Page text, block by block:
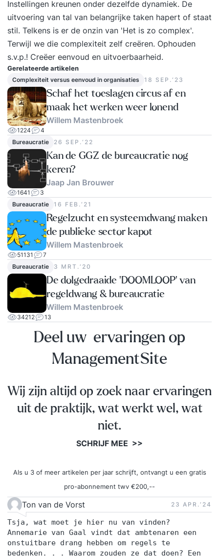
Instellingen kreunen onder dezelfde dynamiek. De
uitvoering van tal van belangrijke taken hapert of staat
stil. Telkens is er de onzin van 'Het is zo complex'.
Terwijl we die complexiteit zelf creëren. Ophouden
s.v.p.! Creëer eenvoud en uitvoerbaarheid.
Gerelateerde artikelen
Complexiteit versus eenvoud in organisaties 18 SEP.‘23
Schaf het toeslagen circus af en
maak het werken weer lonend
Willem Mastenbroek
1224
4
Bureaucratie
26 SEP.‘22
Kan de GGZ de bureaucratie nog
keren?
Jaap Jan Brouwer
1641
3
Bureaucratie
16 FEB.‘21
Regelzucht en systeemdwang maken
de publieke sector kapot
Willem Mastenbroek
51131
7
Bureaucratie
3 MRT.‘20
De dolgedraaide ‘DOOMLOOP’ van
regeldwang & bureaucratie
Willem Mastenbroek
34212 13
Deel uw ervaringen op
ManagementSite
Wij zijn altijd op zoek naar ervaringen
uit de praktijk, wat werkt wel, wat
niet.
SCHRIJF MEE >>
Als u 3 of meer artikelen per jaar schrijft, ontvangt u een gratis
pro-abonnement twv €200,--
Ton van de Vorst 23 APR.‘24
Tsja, wat moet je hier nu van vinden?
Annemarie van Gaal vindt dat ambtenaren een
onstuitbare drang hebben om regels te
bedenken. . . Waarom zouden ze dat doen? Een